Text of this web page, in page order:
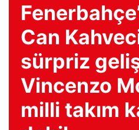
Can
sürpriz
Vincenzo
milli takım